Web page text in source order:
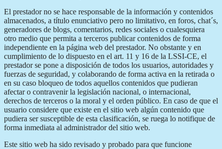
El prestador no se hace responsable de la información y contenidos
almacenados, a título enunciativo pero no limitativo, en foros, chat´s,
generadores de blogs, comentarios, redes sociales o cualesquiera
otro medio que permita a terceros publicar contenidos de forma
independiente en la página web del prestador. No obstante y en
cumplimiento de lo dispuesto en el art. 11 y 16 de la LSSI-CE, el
prestador se pone a disposición de todos los usuarios, autoridades y
fuerzas de seguridad, y colaborando de forma activa en la retirada o
en su caso bloqueo de todos aquellos contenidos que pudieran
afectar o contravenir la legislación nacional, o internacional,
derechos de terceros o la moral y el orden público. En caso de que el
usuario considere que existe en el sitio web algún contenido que
pudiera ser susceptible de esta clasificación, se ruega lo notifique de
forma inmediata al administrador del sitio web.
Este sitio web ha sido revisado y probado para que funcione